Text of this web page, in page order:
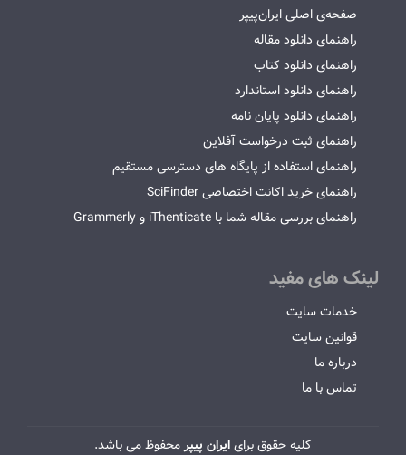
صفحه‌ی اصلی ایران‌پیپر
راهنمای دانلود مقاله
راهنمای دانلود کتاب
راهنمای دانلود استاندارد
راهنمای دانلود پایان نامه
راهنمای ثبت درخواست آفلاین
راهنمای استفاده از پایگاه های دسترسی مستقیم
راهنمای خرید اکانت اختصاصی SciFinder
راهنمای بررسی مقاله شما با iThenticate و Grammerly
لینک های مفید
خدمات سایت
قوانین سایت
درباره ما
تماس با ما
کلیه حقوق برایایران پیپرمحفوظ می باشد.